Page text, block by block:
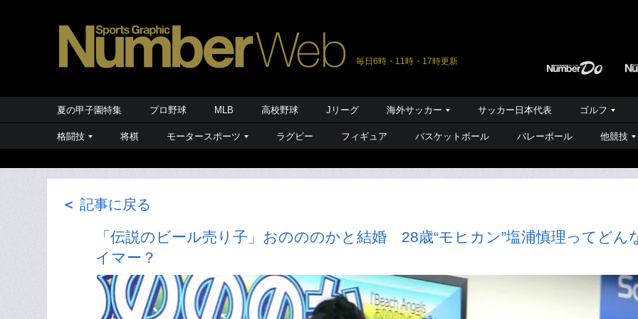
毎日6時・11時・17時更新
夏の甲子園特集 プロ野球 MLB 高校野球 Jリーグ 海外サッカー サッカー日本代表 ゴルフ
格闘技 将棋 モータースポーツ ラグビー フィギュア バスケットボール バレーボール 他競技
＜ 記事に戻る
「伝説のビール売り子」おのののかと結婚 28歳“モヒカン”塩浦慎理ってどん
イマー？